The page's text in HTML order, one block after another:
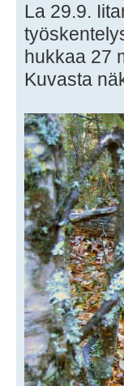
La 29.9.
hukkaa 27
Kuvasta